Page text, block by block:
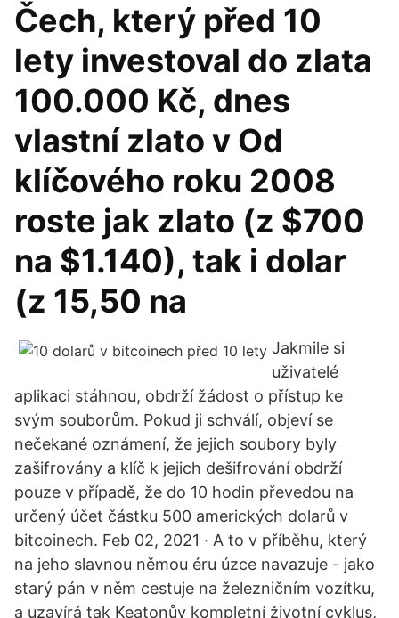
Čech, který před 10
lety investoval do zlata
100.000 Kč, dnes
vlastní zlato v Od
klíčového roku 2008
roste jak zlato (z $700
na $1.140), tak i dolar
(z 15,50 na
Jakmile si
uživatelé
aplikaci stáhnou, obdrží žádost o přístup ke
svým souborům. Pokud ji schválí, objeví se
nečekané oznámení, že jejich soubory byly
zašifrovány a klíč k jejich dešifrování obdrží
pouze v případě, že do 10 hodin převedou na
určený účet částku 500 amerických dolarů v
bitcoinech. Feb 02, 2021 · A to v příběhu, který
na jeho slavnou němou éru úzce navazuje - jako
starý pán v něm cestuje na železničním vozítku,
a uzavírá tak Keatonův kompletní životní cyklus,